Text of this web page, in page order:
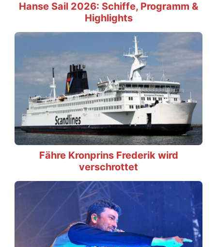
Hanse Sail 2026: Schiffe, Programm &
Highlights
Fähre Kronprins Frederik wird
verschrottet